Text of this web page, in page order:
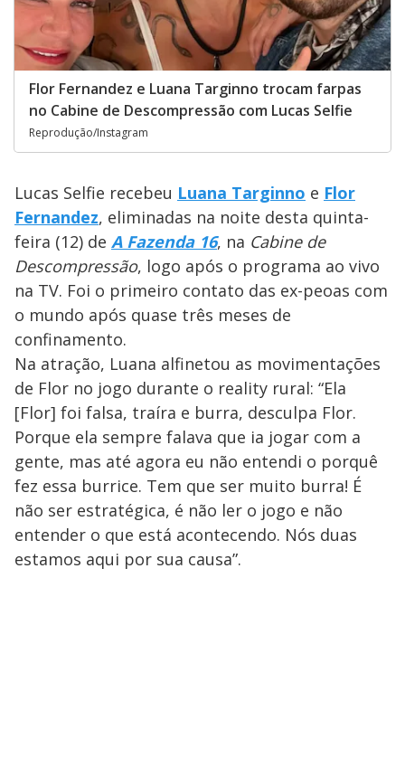
Flor Fernandez e Luana Targinno trocam farpas
no Cabine de Descompressão com Lucas Selfie
Reprodução/Instagram
Lucas Selfie recebeu Luana Targinno e Flor
Fernandez, eliminadas na noite desta quinta-
feira (12) de A Fazenda 16, na Cabine de
Descompressão, logo após o programa ao vivo
na TV. Foi o primeiro contato das ex-peoas com
o mundo após quase três meses de
confinamento.
Na atração, Luana alfinetou as movimentações
de Flor no jogo durante o reality rural: “Ela
[Flor] foi falsa, traíra e burra, desculpa Flor.
Porque ela sempre falava que ia jogar com a
gente, mas até agora eu não entendi o porquê
fez essa burrice. Tem que ser muito burra! É
não ser estratégica, é não ler o jogo e não
entender o que está acontecendo. Nós duas
estamos aqui por sua causa”.